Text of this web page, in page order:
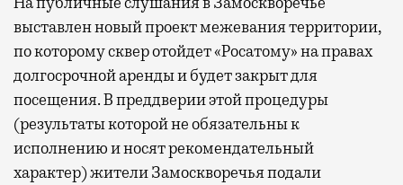
выставлен новый проект межевания территории,
по которому сквер отойдет «Росатому» на правах
долгосрочной аренды и будет закрыт для
посещения. В преддверии этой процедуры
(результаты которой не обязательны к
исполнению и носят рекомендательный
характер) жители Замоскворечья подали